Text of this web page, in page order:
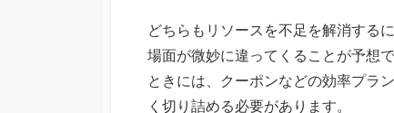
どちらもリソースを不足を解消する
場面が微妙に違ってくることが予想
ときには、クーポンなどの効率プラ
く切り詰める必要があります。